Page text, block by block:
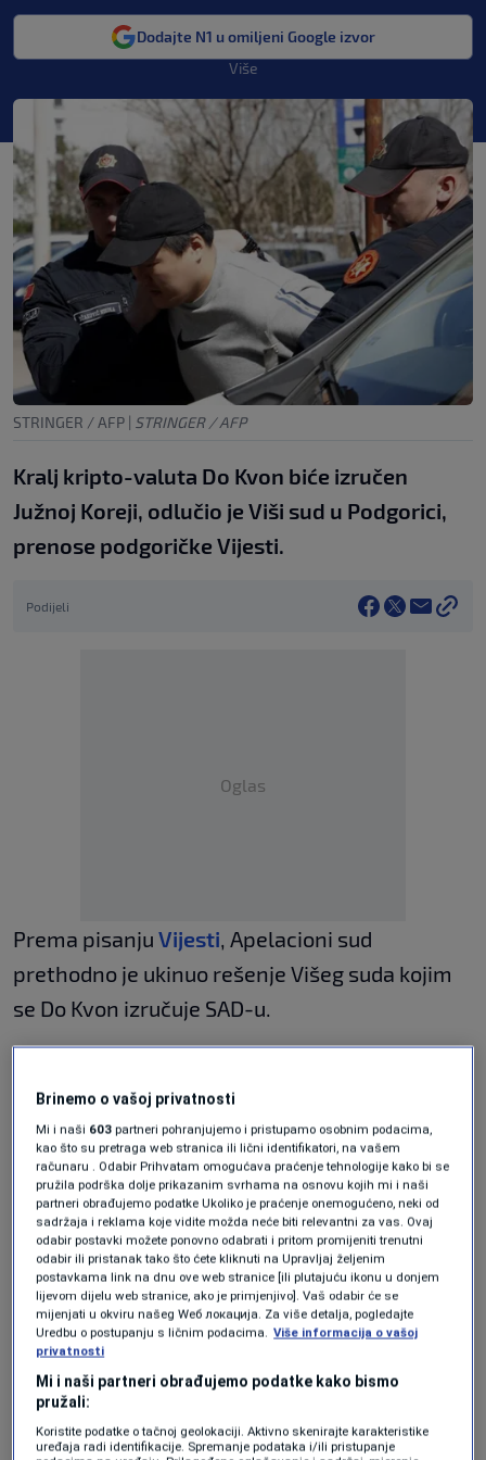
Dodajte N1 u omiljeni Google izvor
Više
STRINGER / AFP | STRINGER / AFP
Kralj kripto-valuta Do Kvon biće izručen
Južnoj Koreji, odlučio je Viši sud u Podgorici,
prenose podgoričke Vijesti.
Podijeli
Oglas
Prema pisanju Vijesti, Apelacioni sud
prethodno je ukinuo rešenje Višeg suda kojim
se Do Kvon izručuje SAD-u.
dozvoljeno je izručenje u skraćenom postupku
Do Kvona, radi krivičnog gonjenja zbog više
krivičnih dela po molbi Sjedinjenih Američkih
Država, dok je odbijeno izručenje Do Kvona u
skraćenom postupku po molbi Južne Koreje.
Do Kvon i njegov poslovni partner uhapšeni su
23. marta prošle godine na podgoričkom
aerodromu kada su prilikom pasoške kontrole,
na letu za Dubai, upotrijebili falsifikovane
Brinemo o vašoj privatnosti
Mi i naši 603 partneri pohranjujemo i pristupamo osobnim podacima,
kao što su pretraga web stranica ili lični identifikatori, na vašem
računaru . Odabir Prihvatam omogućava praćenje tehnologije kako bi se
pružila podrška dolje prikazanim svrhama na osnovu kojih mi i naši
partneri obrađujemo podatke Ukoliko je praćenje onemogućeno, neki od
sadržaja i reklama koje vidite možda neće biti relevantni za vas. Ovaj
odabir postavki možete ponovno odabrati i pritom promijeniti trenutni
odabir ili pristanak tako što ćete kliknuti na Upravljaj željenim
postavkama link na dnu ove web stranice [ili plutajuću ikonu u donjem
lijevom dijelu web stranice, ako je primjenjivo]. Vaš odabir će se
mijenjati u okviru našeg Wеб локација. Za više detalja, pogledajte
Uredbu o postupanju s ličnim podacima. Više informacija o vašoj
privatnosti
Mi i naši partneri obrađujemo podatke kako bismo
pružali:
Koristite podatke o tačnoj geolokaciji. Aktivno skenirajte karakteristike
uređaja radi identifikacije. Spremanje podataka i/ili pristupanje